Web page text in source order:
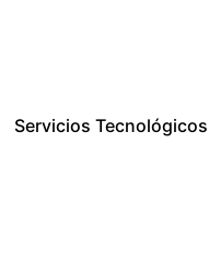
Servicios Tecnológicos